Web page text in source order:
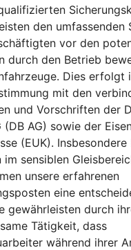
den umfassenden
vor den
durch den Betrieb
Dies erfolgt
mit den
und Vorschriften der
(DB AG) sowie der
(EUK). Insbesondere
im sensiblen
unsere erfahrenen
eine
gewährleisten durch
Tätigkeit, dass
während ihrer